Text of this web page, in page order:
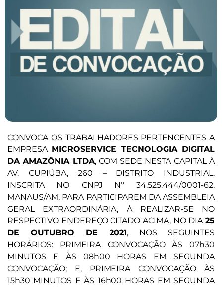
CONVOCA OS TRABALHADORES PERTENCENTES A
EMPRESA MICROSERVICE TECNOLOGIA DIGITAL
DA AMAZÔNIA LTDA, COM SEDE NESTA CAPITAL À
AV. CUPIÚBA, 260 – DISTRITO INDUSTRIAL,
INSCRITA NO CNPJ Nº 34.525.444/0001-62,
MANAUS/AM, PARA PARTICIPAREM DA ASSEMBLEIA
GERAL EXTRAORDINÁRIA, À REALIZAR-SE NO
RESPECTIVO ENDEREÇO CITADO ACIMA, NO DIA 25
DE OUTUBRO DE 2021, NOS SEGUINTES
HORÁRIOS: PRIMEIRA CONVOCAÇÃO ÀS 07h30
MINUTOS E ÀS 08h00 HORAS EM SEGUNDA
CONVOCAÇÃO; E, PRIMEIRA CONVOCAÇÃO ÀS
15h30 MINUTOS E ÀS 16h00 HORAS EM SEGUNDA